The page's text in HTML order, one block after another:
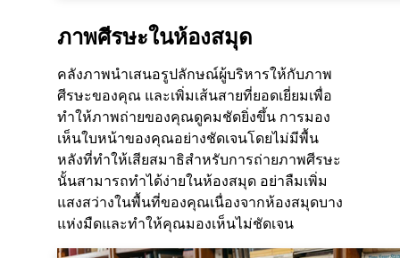
ภาพศีรษะในห้องสมุด
คลังภาพนำเสนอรูปลักษณ์ผู้บริหารให้กับภาพ
ศีรษะของคุณ และเพิ่มเส้นสายที่ยอดเยี่ยมเพื่อ
ทำให้ภาพถ่ายของคุณดูคมชัดยิ่งขึ้น การมอง
เห็นใบหน้าของคุณอย่างชัดเจนโดยไม่มีพื้น
หลังที่ทำให้เสียสมาธิสำหรับการถ่ายภาพศีรษะ
นั้นสามารถทำได้ง่ายในห้องสมุด อย่าลืมเพิ่ม
แสงสว่างในพื้นที่ของคุณเนื่องจากห้องสมุดบาง
แห่งมืดและทำให้คุณมองเห็นไม่ชัดเจน